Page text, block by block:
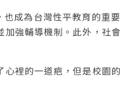
成為台灣性平教育的重
強輔導機制。此外，社
裡的一道疤，但是校園